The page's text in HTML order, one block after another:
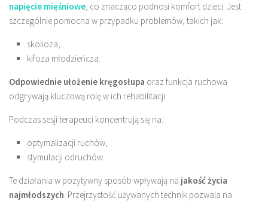
napięcie mięśniowe, co znacząco podnosi komfort dzieci. Jest
szczególnie pomocna w przypadku problemów, takich jak:
skolioza,
kifoza młodzieńcza.
Odpowiednie ułożenie kręgosłupa oraz funkcja ruchowa
odgrywają kluczową rolę w ich rehabilitacji.
Podczas sesji terapeuci koncentrują się na:
optymalizacji ruchów,
stymulacji odruchów.
Te działania w pozytywny sposób wpływają na jakość życia
najmłodszych. Przejrzystość używanych technik pozwala na